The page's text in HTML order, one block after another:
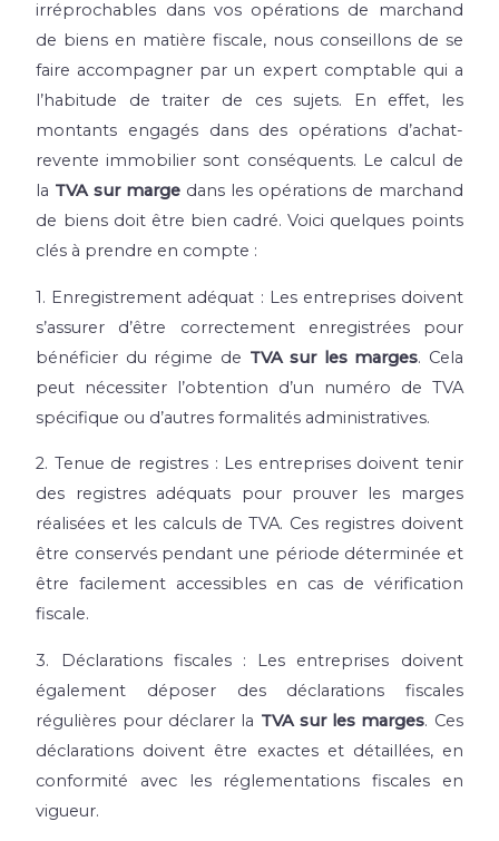
irréprochables dans vos opérations de marchand
de biens en matière fiscale, nous conseillons de se
faire accompagner par un expert comptable qui a
l’habitude de traiter de ces sujets. En effet, les
montants engagés dans des opérations d’achat-
revente immobilier sont conséquents. Le calcul de
la TVA sur marge dans les opérations de marchand
de biens doit être bien cadré. Voici quelques points
clés à prendre en compte :
1. Enregistrement adéquat : Les entreprises doivent
s’assurer d’être correctement enregistrées pour
bénéficier du régime de TVA sur les marges. Cela
peut nécessiter l’obtention d’un numéro de TVA
spécifique ou d’autres formalités administratives.
2. Tenue de registres : Les entreprises doivent tenir
des registres adéquats pour prouver les marges
réalisées et les calculs de TVA. Ces registres doivent
être conservés pendant une période déterminée et
être facilement accessibles en cas de vérification
fiscale.
3. Déclarations fiscales : Les entreprises doivent
également déposer des déclarations fiscales
régulières pour déclarer la TVA sur les marges. Ces
déclarations doivent être exactes et détaillées, en
conformité avec les réglementations fiscales en
vigueur.